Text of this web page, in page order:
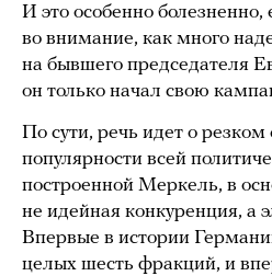
И это особенно болезненно,
во внимание, как много
на бывшего председателя
он только начал свою
По сути, речь идет о
популярности всей
построенной Меркель, в
не идейная конкуренция, а
Впервые в истории
целых шесть фракций, и